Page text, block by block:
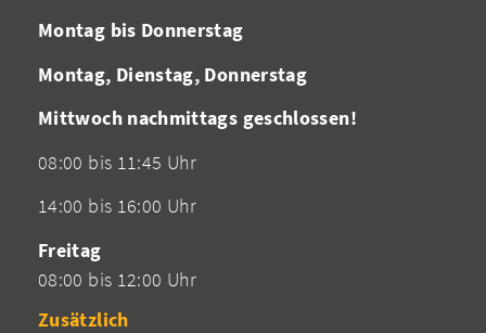
Montag bis Donnerstag
Montag, Dienstag, Donnerstag
Mittwoch nachmittags geschlossen!
08:00 bis 11:45 Uhr
14:00 bis 16:00 Uhr
Freitag
08:00 bis 12:00 Uhr
Zusätzlich